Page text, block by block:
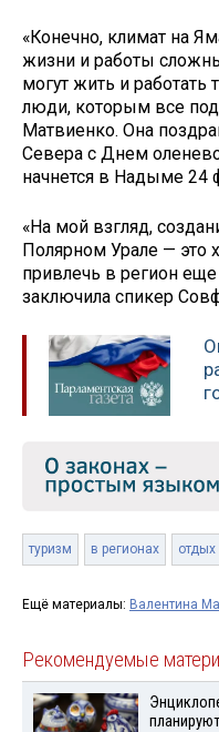
«Конечно, климат на
жизни и работы
могут жить и работать
люди, которым все под
Матвиенко. Она
Севера с Днем
начнется в Надыме 24
«На мой взгляд,
Полярном Урале — это
привлечь в регион
заключила спикер
туризм в регионах отдых
Ещё материалы: Валентина
Рекомендуемые